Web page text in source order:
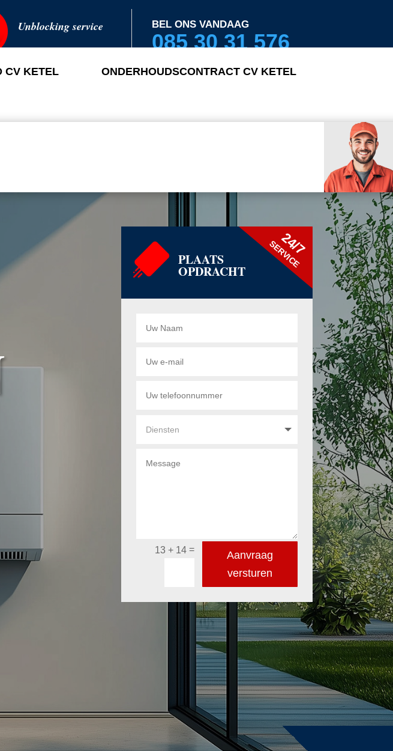
Unblocking service BEL ONS VANDAAG
085 30 31 576
CV KETEL ONDERHOUDSCONTRACT CV KETEL
PLAATS
OPDRACHT
24/7
SERVICE
13 + 14=
Aanvraag
versturen